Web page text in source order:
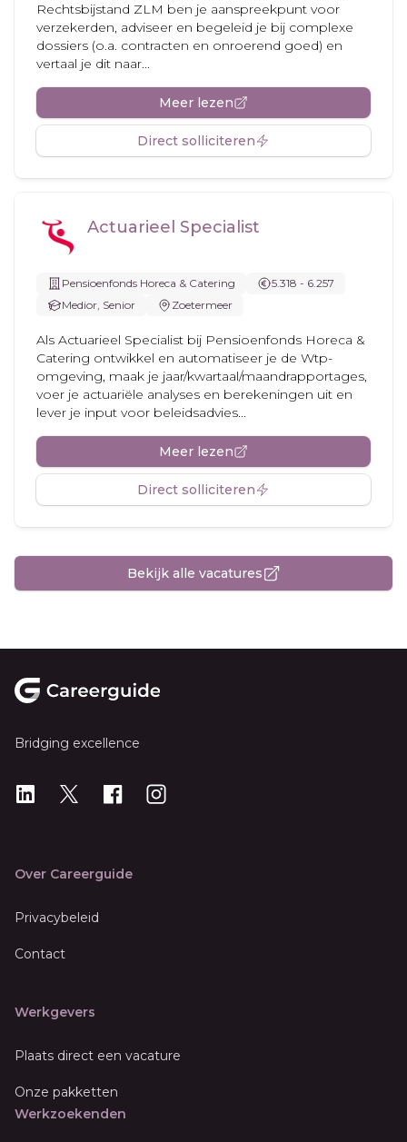
Rechtsbijstand ZLM ben je aanspreekpunt voor
verzekerden, adviseer en begeleid je bij complexe
dossiers (o.a. contracten en onroerend goed) en
vertaal je dit naar...
Meer lezen
Direct solliciteren
Actuarieel Specialist
Pensioenfonds Horeca & Catering
5.318 - 6.257
Medior, Senior
Zoetermeer
Als Actuarieel Specialist bij Pensioenfonds Horeca &
Catering ontwikkel en automatiseer je de Wtp-
omgeving, maak je jaar/kwartaal/maandrapportages,
voer je actuariële analyses en berekeningen uit en
lever je input voor beleidsadvies...
Meer lezen
Direct solliciteren
Bekijk alle vacatures
Bridging excellence
LinkedIn
X Instagram
Over Careerguide
Privacybeleid
Contact
Werkgevers
Plaats direct een vacature
Onze pakketten
Werkzoekenden